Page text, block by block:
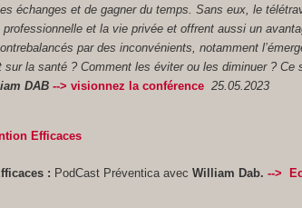
échanges et de gagner du temps. Sans eux, le
et la vie privée et offrent aussi un
par des inconvénients, notamment
la santé ? Comment les éviter ou les diminuer ? Ce
DAB --> visionnez la conférence 25.05.2023
Efficaces
: PodCast Préventica avecWilliam Dab. -->